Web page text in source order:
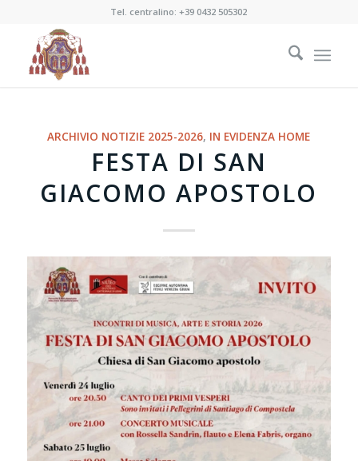
Tel. centralino:+39 0432 505302
ARCHIVIO NOTIZIE 2025-2026, IN EVIDENZA HOME
FESTA DI SAN
GIACOMO APOSTOLO